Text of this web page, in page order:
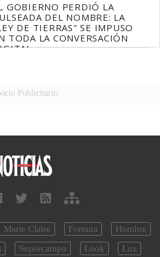
GOBIERNO PERDIÓ LA
DEL NOMBRE: LA
DE TIERRAS" SE IMPUSO
TODA LA CONVERSACIÓN
Publicitario
Marie Claire Fortuna
Hombre
Supercampo Look Luz